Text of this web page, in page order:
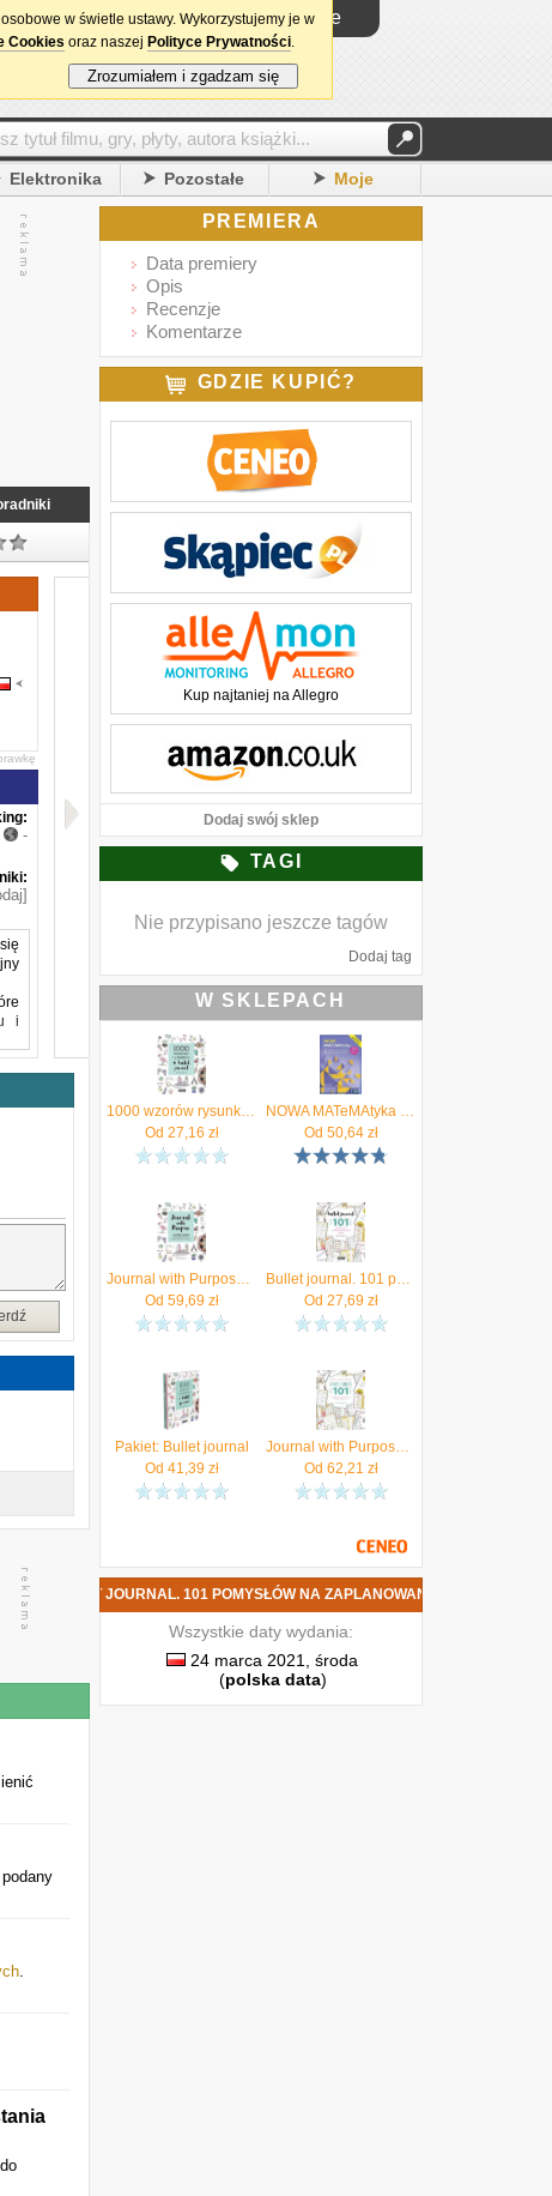
Logowanie
Elektronika Pozostałe Moje
-
i
.
PREMIERA
Data premiery
Opis
Recenzje
Komentarze
GDZIE KUPIĆ?
Kup najtaniej na Allegro
Dodaj swój sklep
TAGI
Nie przypisano jeszcze tagów
Dodaj tag
W SKLEPACH
1000 wzorów rysunków do bullet journal
Od 27,16 zł
NOWA MATeMAtyka 2. Liceum i technikum. Podręcznik. Zakres podstawowy i rozszerzony. Nowość 2025
Od 50,64zł
Journal with Purpose Colebrook, Helen
Od 59,69 zł
Bullet journal. 101 pomysłów na zaplanowanie stron
Od 27,69 zł
Pakiet: Bullet journal
Od 41,39 zł
Journal with Purpose Layout Ideas 101
Od 62,21 zł
101 POMYSŁÓW NA ZAPLANOWANIE STRON DATA PREMIERY
Wszystkie daty wydania:
24 marca 2021, środa
(polska data)
w świetle ustawy. Wykorzystujemy je w
Cookies oraz naszej Polityce Prywatności.
Zrozumiałem i zgadzam się